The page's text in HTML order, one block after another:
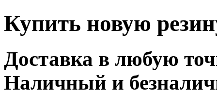
Купить новую
Доставка в любую
Наличный и